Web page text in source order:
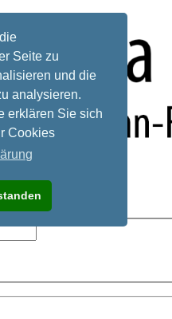
Seite zu
und die
analysieren.
erklären Sie sich
Cookies